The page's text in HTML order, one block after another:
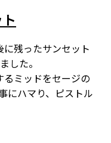
残ったサンセット
した。
ミッドをセージの
にハマり、ピストル